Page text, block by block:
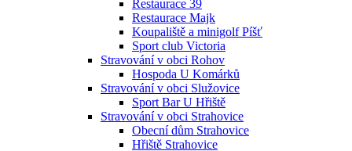
Restaurace 39
Restaurace Majk
Koupaliště a minigolf Píšť
Sport club Victoria
Stravování v obci Rohov
Hospoda U Komárků
Stravování v obci Služovice
Sport Bar U Hřiště
Stravování v obci Strahovice
Obecní dům Strahovice
Hřiště Strahovice